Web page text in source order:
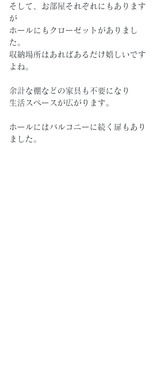
そして、お部屋それぞれにもあります
が
ホールにもクローゼットがありまし
た。
収納場所はあればあるだけ嬉しいです
よね。
余計な棚などの家具も不要になり
生活スペースが広がります。
ホールにはバルコニーに続く扉もあり
ました。